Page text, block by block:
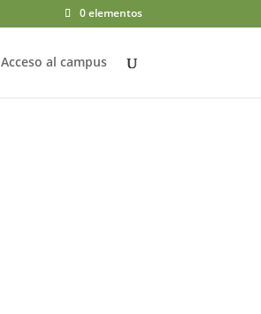
0 elementos
Acceso al campus